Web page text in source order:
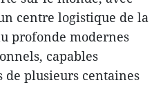
centre logistique de la
profonde modernes
capables
de plusieurs centaines